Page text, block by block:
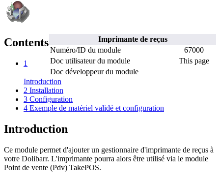
Imprimante de reçus
Numéro/ID du module
67000
Doc utilisateur du module
This page
Doc développeur du module
Contents
1
Introduction
2 Installation
3 Configuration
4 Exemple de matériel validé et configuration
Introduction
Ce module permet d'ajouter un gestionnaire d'imprimante de reçus à
votre Dolibarr. L'imprimante pourra alors être utilisé via le module
Point de vente (Pdv) TakePOS.